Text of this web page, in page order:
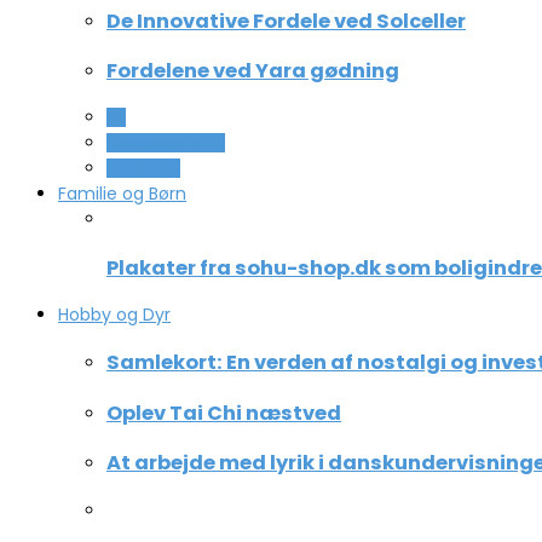
De Innovative Fordele ved Solceller
Fordelene ved Yara gødning
Familie og Børn
Plakater fra sohu-shop.dk som
Hobby og Dyr
Samlekort: En verden af nostalgi og
Oplev Tai Chi næstved
At arbejde med lyrik i